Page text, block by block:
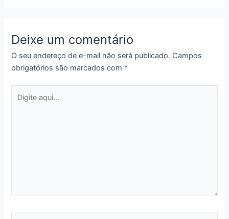
Deixe um comentário
O seu endereço de e-mail não será publicado. Campos
obrigatórios são marcados com *
aqui...